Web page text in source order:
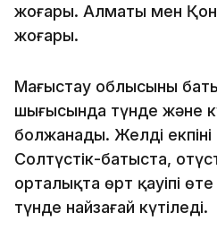
жоғары. Алматы мен
жоғары.
Маңғыстау облысының
шығысында түнде және
болжанады. Желдің
Солтүстік-батыста,
орталықта өрт қауіпі
түнде найзағай күтіледі.